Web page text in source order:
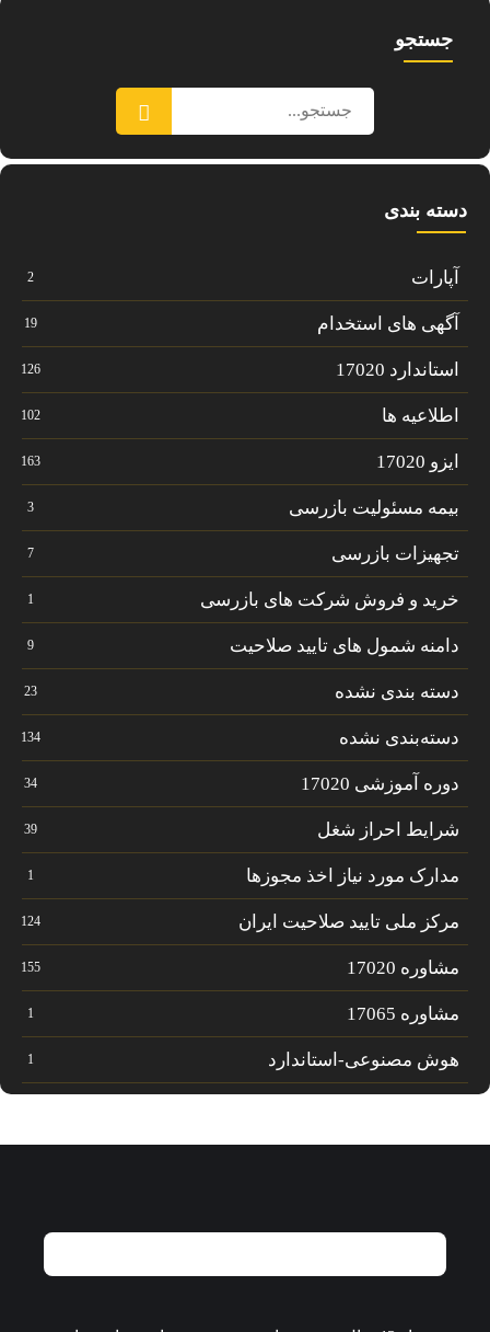
جستجو
دسته بندی
آپارات 2
آگهی های استخدام 19
استاندارد 17020 126
اطلاعیه ها 102
ایزو 17020 163
بیمه مسئولیت بازرسی 3
تجهیزات بازرسی 7
خرید و فروش شرکت های بازرسی 1
دامنه شمول های تایید صلاحیت 9
دسته بندی نشده 23
دسته‌بندی نشده 134
دوره آموزشی 17020 34
شرایط احراز شغل 39
مدارک مورد نیاز اخذ مجوزها 1
مرکز ملی تایید صلاحیت ایران 124
مشاوره 17020 155
مشاوره 17065 1
هوش مصنوعی-استاندارد 1